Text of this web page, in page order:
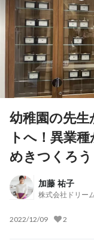
幼稚園の先
トへ！異業
めきつくろ
加藤 祐子
株式会社ドリー
2022/12/09 2